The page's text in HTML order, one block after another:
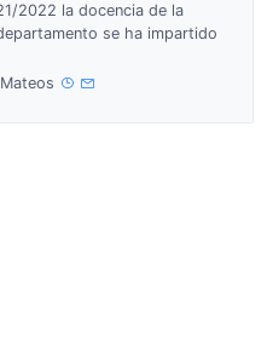
2022 la docencia de la
se ha impartido